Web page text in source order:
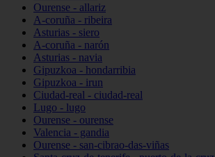
Ourense - allariz
A-coruña - ribeira
Asturias - siero
A-coruña - narón
Asturias - navia
Gipuzkoa - hondarribia
Gipuzkoa - irun
Ciudad-real - ciudad-real
Lugo - lugo
Ourense - ourense
Valencia - gandia
Ourense - san-cibrao-das-viñas